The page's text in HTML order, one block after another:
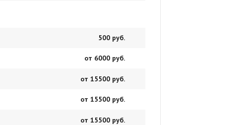
500 руб.
от 6000 руб.
от 15500 руб.
от 15500 руб.
от 15500 руб.